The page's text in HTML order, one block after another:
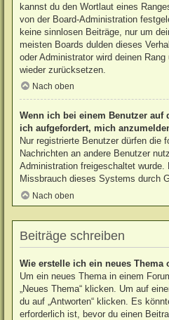
kannst du den Wortlaut eines
von der Board-Administration
keine sinnlosen Beiträge, nur um
meisten Boards dulden dieses
oder Administrator wird deinen
wieder zurücksetzen.
Nach oben
Wenn ich bei einem Benutzer auf
ich aufgefordert, mich
Nur registrierte Benutzer dürfen die
Nachrichten an andere Benutzer
Administration freigeschaltet
Missbrauch dieses Systems durch
Nach oben
Beiträge schreiben
Wie erstelle ich ein neues Thema
Um ein neues Thema in einem
„Neues Thema“ klicken. Um auf
du auf „Antworten“ klicken. Es
erforderlich ist, bevor du einen